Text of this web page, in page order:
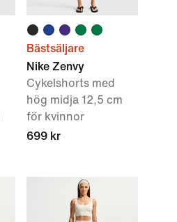
Bästsäljare
Nike Zenvy
Cykelshorts med
hög midja 12,5 cm
för kvinnor
699 kr